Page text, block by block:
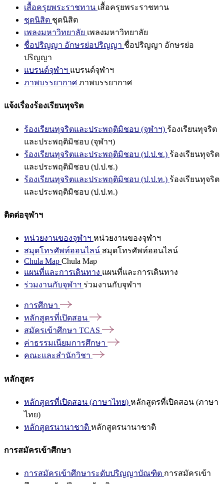
เสื้อครุยพระราชทาน เสื้อครุยพระราชทาน
ชุดนิสิต ชุดนิสิต
เพลงมหาวิทยาลัย เพลงมหาวิทยาลัย
ชื่อปริญญา อักษรย่อปริญญา ชื่อปริญญา อักษรย่อ
ปริญญา
แบรนด์จุฬาฯ แบรนด์จุฬาฯ
ภาพบรรยากาศ ภาพบรรยากาศ
แจ้งเรื่องร้องเรียนทุจริต
ร้องเรียนทุจริตและประพฤติมิชอบ (จุฬาฯ) ร้องเรียนทุจริต
และประพฤติมิชอบ (จุฬาฯ)
ร้องเรียนทุจริตและประพฤติมิชอบ (ป.ป.ช.) ร้องเรียนทุจริต
และประพฤติมิชอบ (ป.ป.ช.)
ร้องเรียนทุจริตและประพฤติมิชอบ (ป.ป.ท.) ร้องเรียนทุจริต
และประพฤติมิชอบ (ป.ป.ท.)
ติดต่อจุฬาฯ
หน่วยงานของจุฬาฯ หน่วยงานของจุฬาฯ
สมุดโทรศัพท์ออนไลน์ สมุดโทรศัพท์ออนไลน์
Chula Map Chula Map
แผนที่และการเดินทาง แผนที่และการเดินทาง
ร่วมงานกับจุฬาฯ ร่วมงานกับจุฬาฯ
การศึกษา
หลักสูตรที่เปิดสอน
สมัครเข้าศึกษา TCAS
ค่าธรรมเนียมการศึกษา
คณะและสำนักวิชา
หลักสูตร
หลักสูตรที่เปิดสอน (ภาษาไทย) หลักสูตรที่เปิดสอน (ภาษา
ไทย)
หลักสูตรนานาชาติ หลักสูตรนานาชาติ
การสมัครเข้าศึกษา
การสมัครเข้าศึกษาระดับปริญญาบัณฑิต การสมัครเข้า